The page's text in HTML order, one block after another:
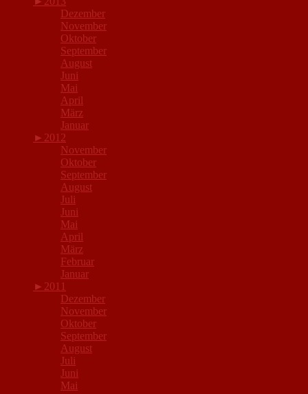
Dezember
November
Oktober
September
August
Juni
Mai
April
März
Januar
► 2012
November
Oktober
September
August
Juli
Juni
Mai
April
März
Februar
Januar
► 2011
Dezember
November
Oktober
September
August
Juli
Juni
Mai